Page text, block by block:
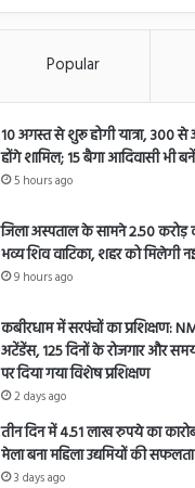
Popular
10 अगस्त से शुरू होगी यात्रा, 300 से
होंगे शामिल; 15 बैगा आदिवासी भी
5 hours ago
जिला अस्पताल के सामने 2.50
भव्य शिव वाटिका, शहर को मिलेगी
9 hours ago
कबीरधाम में सरपंचों का प्रशिक्षण:
अटेंडेंस, 125 दिनों के रोजगार और
पर दिया गया विशेष प्रशिक्षण
2 days ago
तीन दिन में 4.51 लाख रुपये का
मेला बना महिला उद्यमियों की
3 days ago